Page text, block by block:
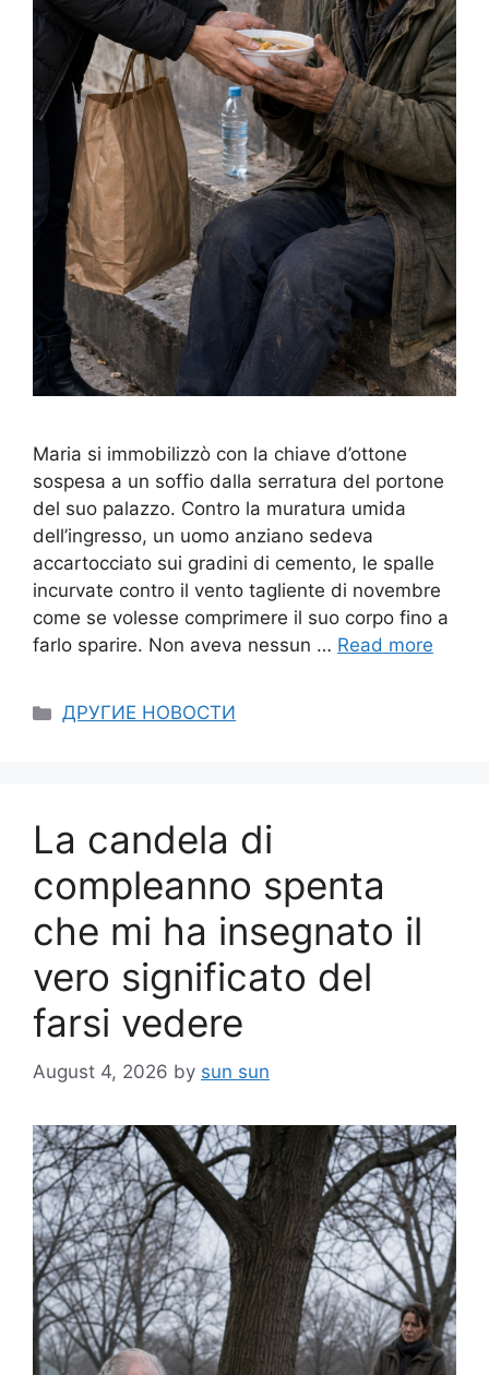
Maria si immobilizzò con la chiave d’ottone
sospesa a un soffio dalla serratura del portone
del suo palazzo. Contro la muratura umida
dell’ingresso, un uomo anziano sedeva
accartocciato sui gradini di cemento, le spalle
incurvate contro il vento tagliente di novembre
come se volesse comprimere il suo corpo fino a
farlo sparire. Non aveva nessun … Read more
Categories
ДРУГИЕ НОВОСТИ
La candela di
compleanno spenta
che mi ha insegnato il
vero significato del
farsi vedere
August 4, 2026 by sun sun